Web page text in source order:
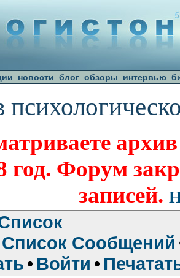
новости блог обзоры интервью
год. Форум
записей.
Список Сообщений
• Войти •